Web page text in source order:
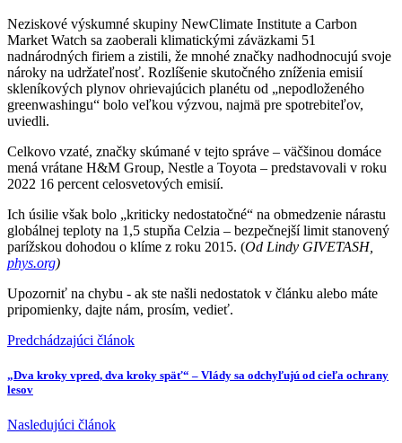
Neziskové výskumné skupiny NewClimate Institute a Carbon
Market Watch sa zaoberali klimatickými záväzkami 51
nadnárodných firiem a zistili, že mnohé značky nadhodnocujú svoje
nároky na udržateľnosť. Rozlíšenie skutočného zníženia emisií
skleníkových plynov ohrievajúcich planétu od „nepodloženého
greenwashingu“ bolo veľkou výzvou, najmä pre spotrebiteľov,
uviedli.
Celkovo vzaté, značky skúmané v tejto správe – väčšinou domáce
mená vrátane H&M Group, Nestle a Toyota – predstavovali v roku
2022 16 percent celosvetových emisií.
Ich úsilie však bolo „kriticky nedostatočné“ na obmedzenie nárastu
globálnej teploty na 1,5 stupňa Celzia – bezpečnejší limit stanovený
parížskou dohodou o klíme z roku 2015. (Od Lindy GIVETASH,
phys.org)
Upozorniť na chybu - ak ste našli nedostatok v článku alebo máte
pripomienky, dajte nám, prosím, vedieť.
Predchádzajúci článok
„Dva kroky vpred, dva kroky späť“ – Vlády sa odchyľujú od cieľa ochrany
lesov
Nasledujúci článok